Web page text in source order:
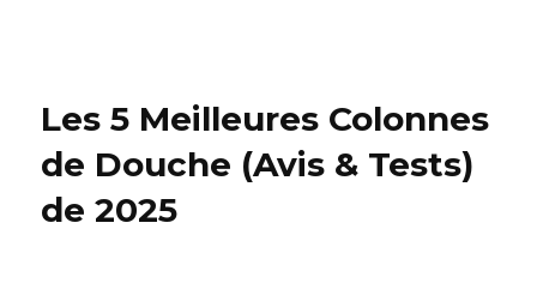
Les 5 Meilleures Colonnes
de Douche (Avis & Tests)
de 2025